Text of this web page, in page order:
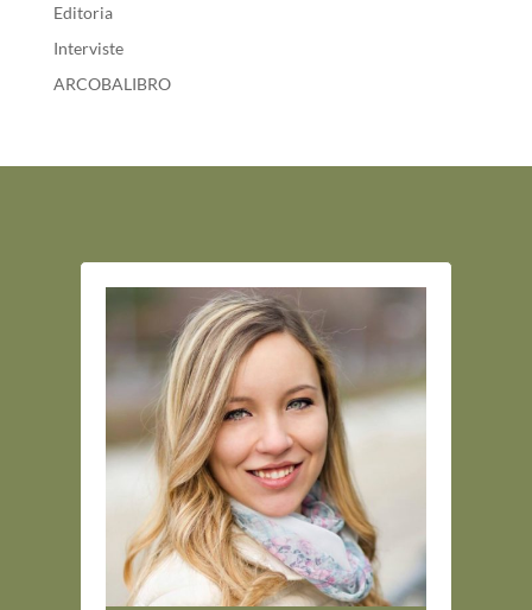
Editoria
Interviste
ARCOBALIBRO